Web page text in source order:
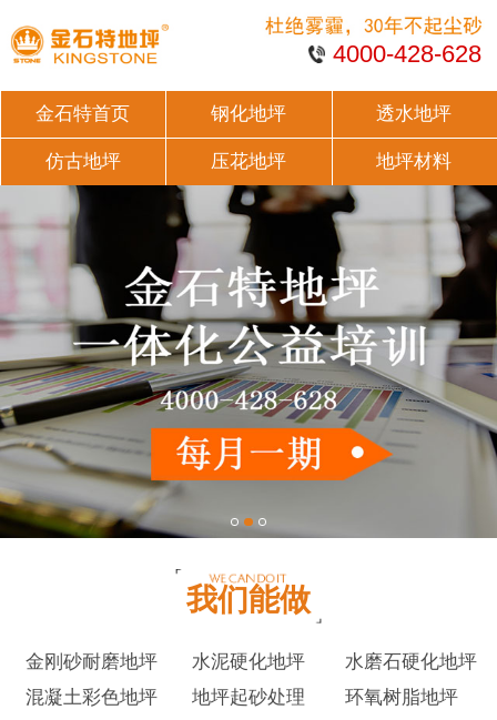
4000-428-628
金石特首页 钢化地坪 透水地坪
仿古地坪 压花地坪 地坪材料
我们能做
金刚砂耐磨地坪 水泥硬化地坪
水磨石硬化地坪
混凝土彩色地坪
地坪起砂处理
环氧树脂地坪